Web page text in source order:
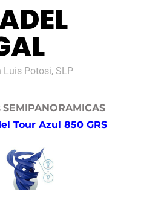
Luis Potosi, SLP
SEMIPANORAMICAS
Tour Azul 850 GRS